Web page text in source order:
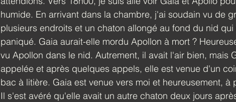
humide. En arrivant dans la chambre, j'ai soudain vu de
plusieurs endroits et un chaton allongé au fond du nid
paniqué. Gaia aurait-elle mordu Apollon à mort ?
vu Apollon dans le nid. Autrement, il avait l'air bien, mais
appelée et après quelques appels, elle est venue d'un
bac à litière. Gaia est venue vers moi et heureusement, à
Il s'est avéré qu'elle avait un autre chaton deux jours